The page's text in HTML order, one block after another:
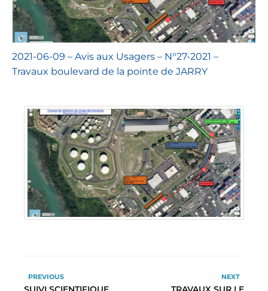
2021-06-09 – Avis aux Usagers – N°27-2021 –
Travaux boulevard de la pointe de JARRY
PREVIOUS NEXT